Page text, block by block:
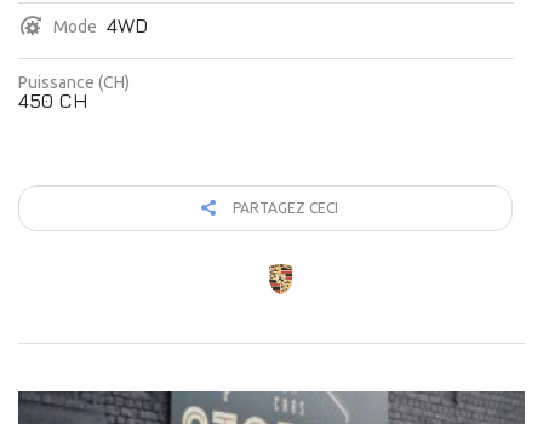
Mode 4WD
Puissance (CH)
450 CH
PARTAGEZ CECI